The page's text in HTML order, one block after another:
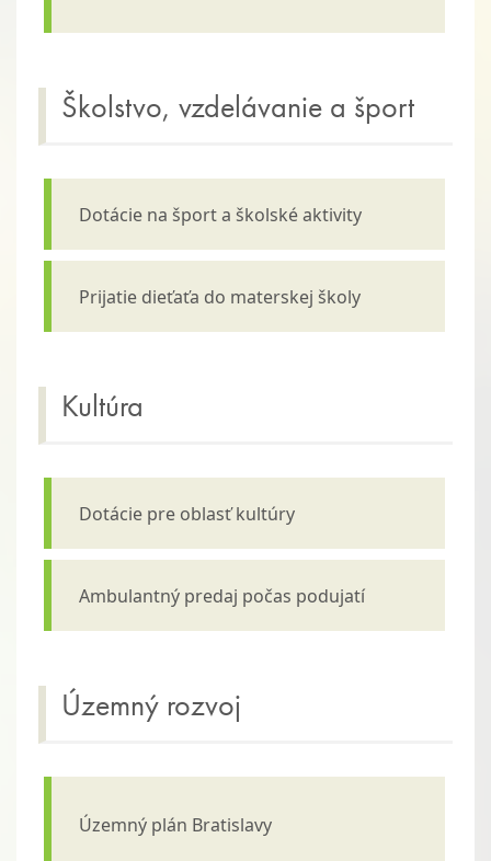
Školstvo, vzdelávanie a šport
Dotácie na šport a školské aktivity
Prijatie dieťaťa do materskej školy
Kultúra
Dotácie pre oblasť kultúry
Ambulantný predaj počas podujatí
Územný rozvoj
Územný plán Bratislavy